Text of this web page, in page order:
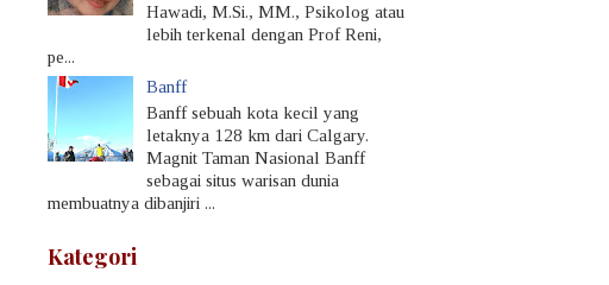
Hawadi, M.Si., MM., Psikolog atau
lebih terkenal dengan Prof Reni,
pe...
Banff
Banff sebuah kota kecil yang
letaknya 128 km dari Calgary.
Magnit Taman Nasional Banff
sebagai situs warisan dunia
membuatnya dibanjiri ...
Kategori